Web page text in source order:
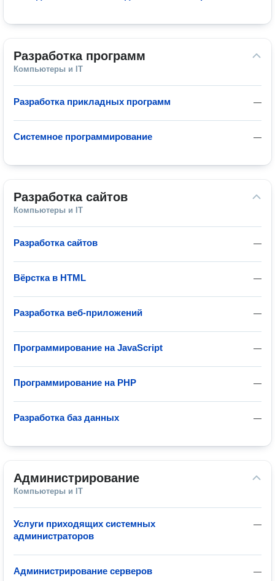
Разработка программ
Компьютеры и IT
—
Разработка прикладных программ
—
Системное программирование
Разработка сайтов
Компьютеры и IT
—
Разработка сайтов
—
Вёрстка в HTML
—
Разработка веб-приложений
—
Программирование на JavaScript
—
Программирование на PHP
—
Разработка баз данных
Администрирование
Компьютеры и IT
—
Услуги приходящих системных
администраторов
—
Администрирование серверов